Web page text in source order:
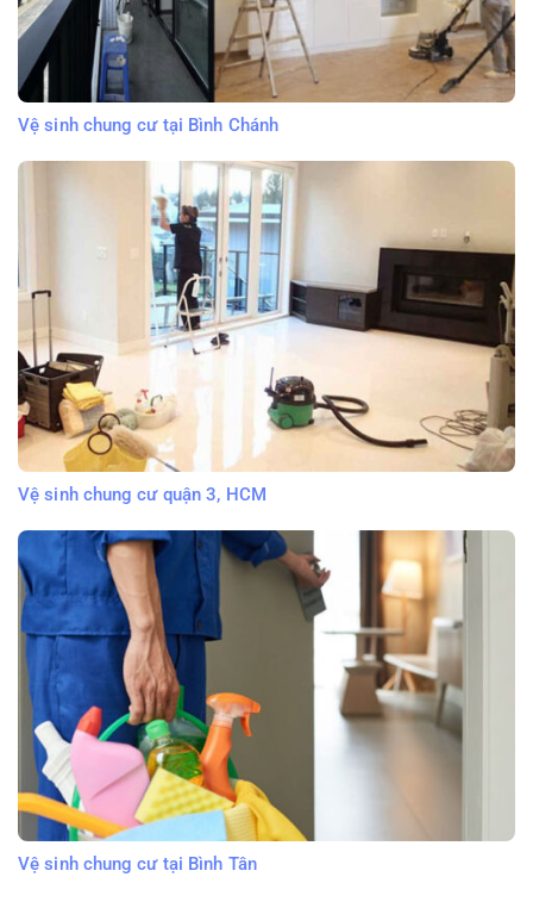
Vệ sinh chung cư tại Bình Chánh
Vệ sinh chung cư quận 3, HCM
Vệ sinh chung cư tại Bình Tân